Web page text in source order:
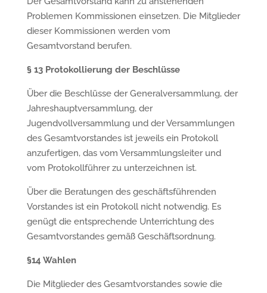
Problemen Kommissionen einsetzen. Die Mitglieder
dieser Kommissionen werden vom
Gesamtvorstand berufen.
§13 Protokollierung der Beschlüsse
Über die Beschlüsse der Generalversammlung, der
Jahreshauptversammlung, der
Jugendvollversammlung und der Versammlungen
des Gesamtvorstandes ist jeweils ein Protokoll
anzufertigen, das vom Versammlungsleiter und
vom Protokollführer zu unterzeichnen ist.
Über die Beratungen des geschäftsführenden
Vorstandes ist ein Protokoll nicht notwendig. Es
genügt die entsprechende Unterrichtung des
Gesamtvorstandes gemäß Geschäftsordnung.
§14 Wahlen
Die Mitglieder des Gesamtvorstandes sowie die